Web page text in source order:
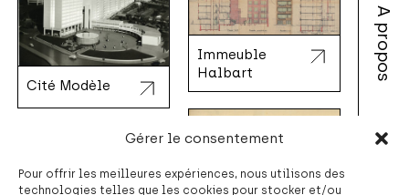
Gérer le consentement
Pour offrir les meilleures expériences, nous utilisons des
technologies telles que les cookies pour stocker et/ou
A propos
Contact
Cité Modèle
Immeuble
Halbart